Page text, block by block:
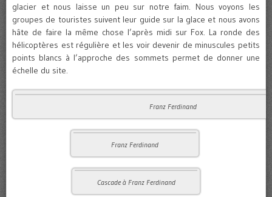
glacier et nous laisse un peu sur notre faim. Nous voyons les
groupes de touristes suivent leur guide sur la glace et nous avons
hâte de faire la même chose l’après midi sur Fox. La ronde des
hélicoptères est régulière et les voir devenir de minuscules petits
points blancs à l’approche des sommets permet de donner une
échelle du site.
Franz Ferdinand
Franz Ferdinand
Cascade à Franz Ferdinand